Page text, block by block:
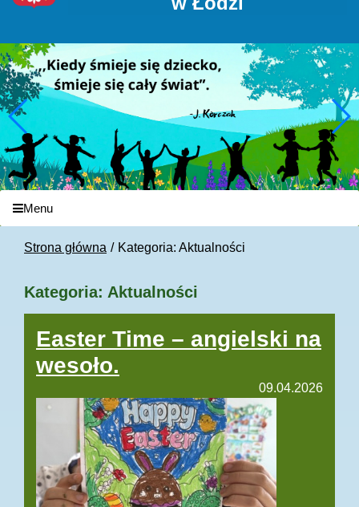
Menu
Strona główna Kategoria: Aktualności
Kategoria: Aktualności
Easter Time – angielski na
wesoło.
09.04.2026